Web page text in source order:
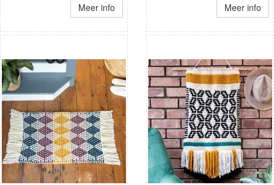
Meer info Meer info